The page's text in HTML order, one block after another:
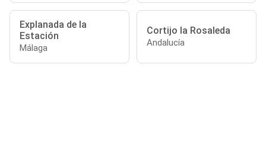
Explanada de la
Estación
Málaga
Cortijo la Rosaleda
Andalucía